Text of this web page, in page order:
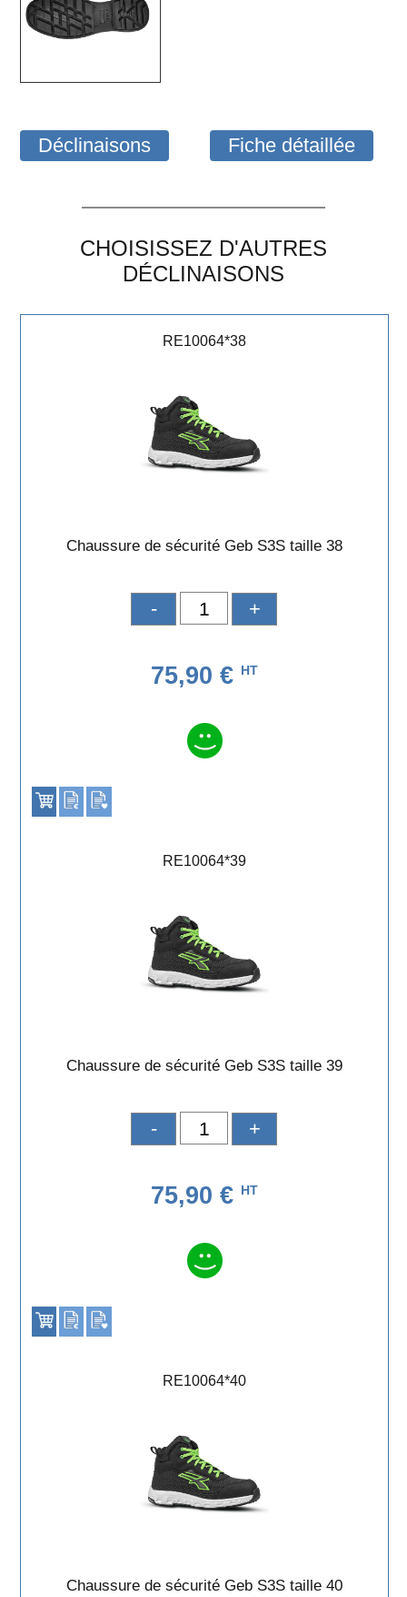
Déclinaisons Fiche détaillée
CHOISISSEZ D'AUTRES
DÉCLINAISONS
RE10064*38
Chaussure de sécurité Geb S3S taille 38
- +
75,90 € HT
RE10064*39
Chaussure de sécurité Geb S3S taille 39
- +
75,90 € HT
RE10064*40
Chaussure de sécurité Geb S3S taille 40